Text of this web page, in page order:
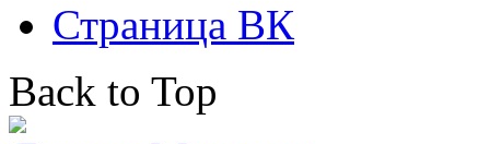
Страница ВК
Back to Top